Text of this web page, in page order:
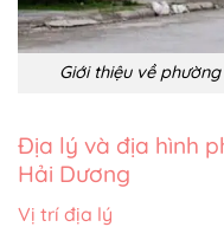
Giới thiệu về
Địa lý và địa hình
Hải Dương
Vị trí địa lý